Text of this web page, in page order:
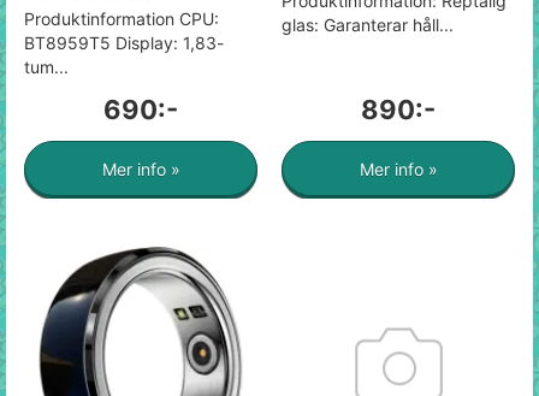
Produktinformation CPU:
BT8959T5 Display: 1,83-
tum...
690:-
Mer info »
glas: Garanterar håll...
890:-
Mer info »